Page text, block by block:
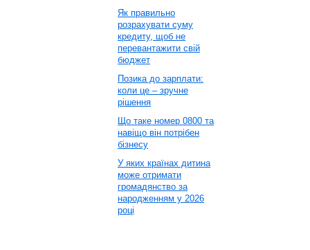
Як правильно
розрахувати суму
кредиту, щоб не
перевантажити свій
бюджет
Позика до зарплати:
коли це – зручне
рішення
Що таке номер 0800 та
навіщо він потрібен
бізнесу
У яких країнах дитина
може отримати
громадянство за
народженням у 2026
році